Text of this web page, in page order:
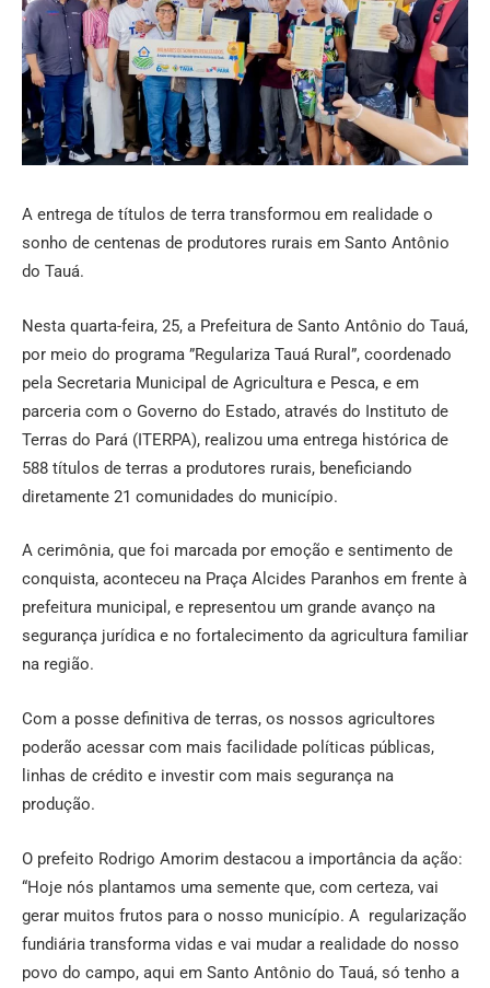
A entrega de títulos de terra transformou em realidade o
sonho de centenas de produtores rurais em Santo Antônio
do Tauá.
Nesta quarta-feira, 25, a Prefeitura de Santo Antônio do Tauá,
por meio do programa ”Regulariza Tauá Rural”, coordenado
pela Secretaria Municipal de Agricultura e Pesca, e em
parceria com o Governo do Estado, através do Instituto de
Terras do Pará (ITERPA), realizou uma entrega histórica de
588 títulos de terras a produtores rurais, beneficiando
diretamente 21 comunidades do município.
A cerimônia, que foi marcada por emoção e sentimento de
conquista, aconteceu na Praça Alcides Paranhos em frente à
prefeitura municipal, e representou um grande avanço na
segurança jurídica e no fortalecimento da agricultura familiar
na região.
Com a posse definitiva de terras, os nossos agricultores
poderão acessar com mais facilidade políticas públicas,
linhas de crédito e investir com mais segurança na
produção.
O prefeito Rodrigo Amorim destacou a importância da ação:
“Hoje nós plantamos uma semente que, com certeza, vai
gerar muitos frutos para o nosso município. A regularização
fundiária transforma vidas e vai mudar a realidade do nosso
povo do campo, aqui em Santo Antônio do Tauá, só tenho a